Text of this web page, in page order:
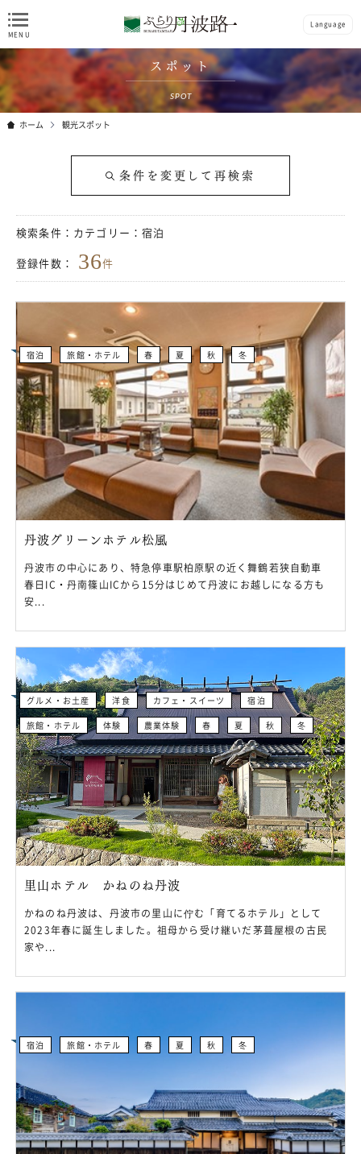
Language
スポット
SPOT
ホーム 観光スポット
条件を変更して再検索
検索条件： カテゴリー：宿泊
登録件数： 36件
丹波グリーンホテル松風
丹波市の中心にあり、特急停車駅柏原駅の近く舞鶴若狭自動車
春日IC・丹南篠山ICから15分はじめて丹波にお越しになる方も
安...
宿泊 旅館・ホテル 春 夏 秋 冬
里山ホテル かねのね丹波
かねのね丹波は、丹波市の里山に佇む「育てるホテル」として
2023年春に誕生しました。祖母から受け継いだ茅葺屋根の古民
家や...
グルメ・お土産 洋食 カフェ・スイーツ 宿泊
旅館・ホテル 体験 農業体験 春 夏 秋 冬
宿泊 旅館・ホテル 春 夏 秋 冬